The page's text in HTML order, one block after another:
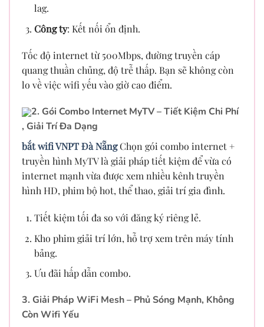
lag.
Công ty: Kết nối ổn định.
Tốc độ internet từ 500Mbps, đường truyền cáp
quang thuần chủng, độ trễ thấp. Bạn sẽ không còn
lo về việc wifi yếu vào giờ cao điểm.
2. Gói Combo Internet MyTV – Tiết Kiệm Chi Phí
, Giải Trí Đa Dạng
bắt wifi VNPT Đà NẵngChọn gói combo internet +
truyền hình MyTV là giải pháp tiết kiệm để vừa có
internet mạnh vừa được xem nhiều kênh truyền
hình HD, phim bộ hot, thể thao, giải trí gia đình.
Tiết kiệm tối đa so với đăng ký riêng lẻ.
Kho phim giải trí lớn, hỗ trợ xem trên máy tính
bảng.
Ưu đãi hấp dẫn combo.
3. Giải Pháp WiFi Mesh – Phủ Sóng Mạnh, Không
Còn Wifi Yếu